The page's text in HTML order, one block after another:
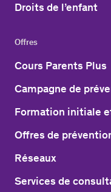
Droits de l’enfant
Offres
Cours Parents Plus
Campagne de
Formation initiale
Offres de
Réseaux
Services de